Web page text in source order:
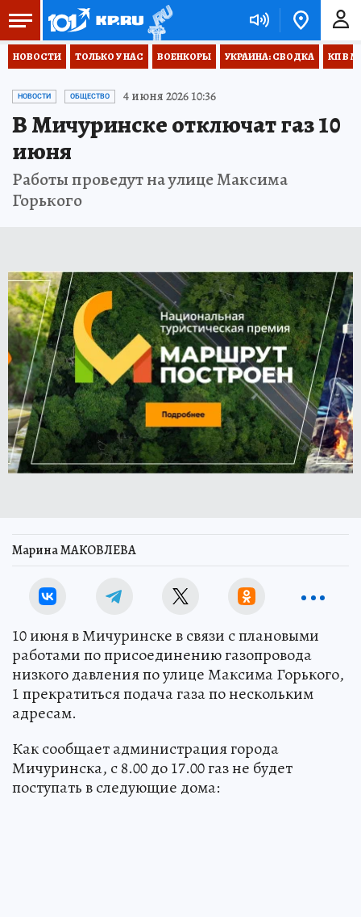
НОВОСТИ ТОЛЬКО У НАС ВОЕНКОРЫ УКРАИНА: СВОДКА КП В
НОВОСТИ ОБЩЕСТВО 4 июня 2026 10:36
В Мичуринске отключат газ 10
июня
Работы проведут на улице Максима
Горького
Марина МАКОВЛЕВА
10 июня в Мичуринске в связи с плановыми
работами по присоединению газопровода
низкого давления по улице Максима Горького,
1 прекратиться подача газа по нескольким
адресам.
Как сообщает администрация города
Мичуринска, с 8.00 до 17.00 газ не будет
поступать в следующие дома: